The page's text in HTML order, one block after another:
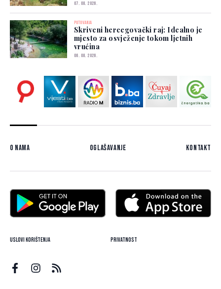
07. 08. 2026.
PUTOVANJA
Skriveni hercegovački raj: Idealno je
mjesto za osvježenje tokom ljetnih
vrućina
06. 08. 2026.
O nama Oglašavanje Kontakt
Uslovi korištenja Privatnost